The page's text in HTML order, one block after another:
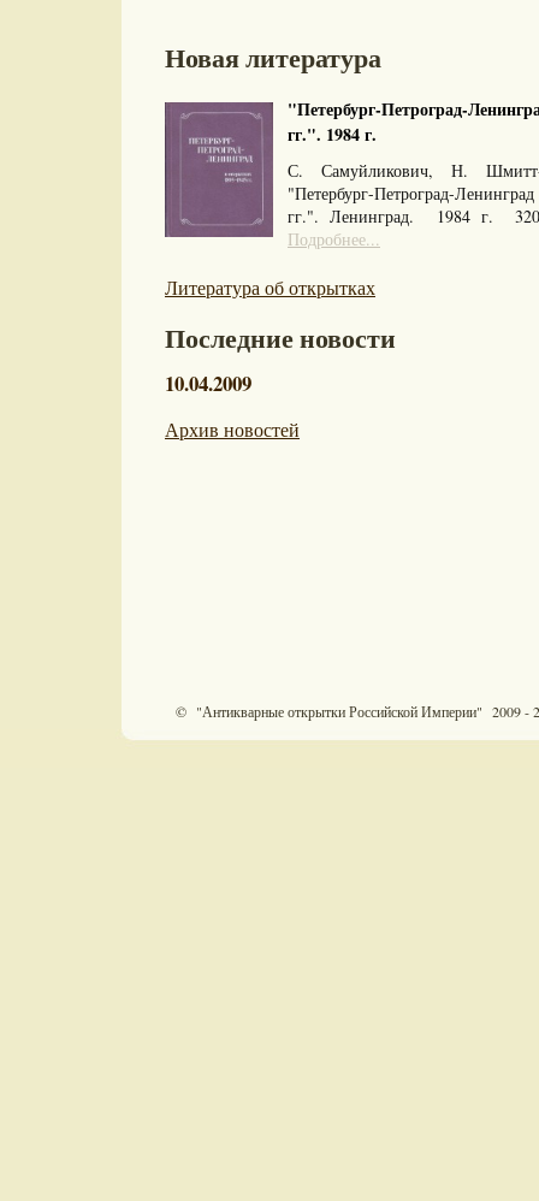
Новая литература
"Петербург-Петроград-
гг.". 1984 г.
С. Самуйликович, Н.
"Петербург-Петроград-
гг.". Ленинград. 1984 г.
Подробнее...
Литература об открытках
Последние новости
10.04.2009
Архив новостей
© "Антикварные открытки Российской Империи" 2009 -